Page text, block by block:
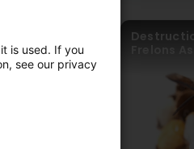
Frelons
is used. If you
see our privacy